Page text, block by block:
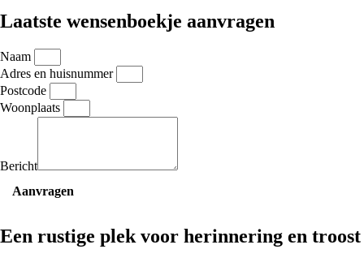
Laatste wensenboekje aanvragen
Naam
Adres en huisnummer
Postcode
Woonplaats
Bericht
Aanvragen
Een rustige plek voor herinnering en troost